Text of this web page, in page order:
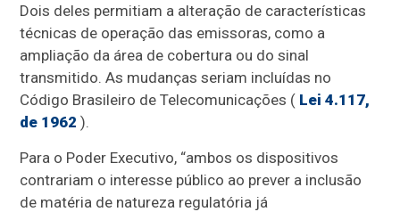
Dois deles permitiam a alteração de características
técnicas de operação das emissoras, como a
ampliação da área de cobertura ou do sinal
transmitido. As mudanças seriam incluídas no
Código Brasileiro de Telecomunicações ( Lei 4.117,
de 1962 ).
Para o Poder Executivo, “ambos os dispositivos
contrariam o interesse público ao prever a inclusão
de matéria de natureza regulatória já